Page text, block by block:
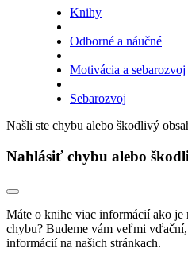
Knihy
Odborné a náučné
Motivácia a sebarozvoj
Sebarozvoj
Našli ste chybu alebo škodlivý
Nahlásiť chybu alebo
Máte o knihe viac informácií ako je
chybu? Budeme vám veľmi
informácií na našich stránkach.